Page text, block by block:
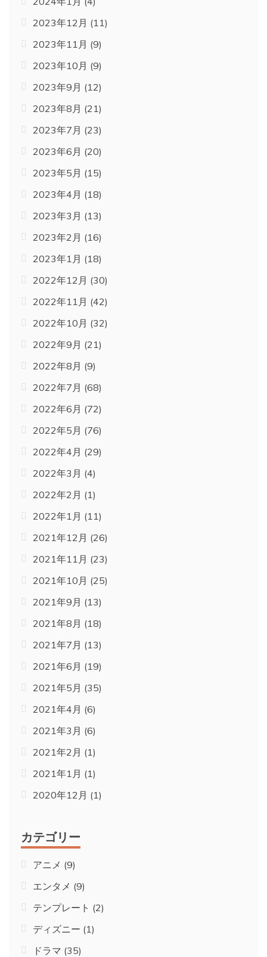
2023年12月 (11)
2023年11月 (9)
2023年10月 (9)
2023年9月 (12)
2023年8月 (21)
2023年7月 (23)
2023年6月 (20)
2023年5月 (15)
2023年4月 (18)
2023年3月 (13)
2023年2月 (16)
2023年1月 (18)
2022年12月 (30)
2022年11月 (42)
2022年10月 (32)
2022年9月 (21)
2022年8月 (9)
2022年7月 (68)
2022年6月 (72)
2022年5月 (76)
2022年4月 (29)
2022年3月 (4)
2022年2月 (1)
2022年1月 (11)
2021年12月 (26)
2021年11月 (23)
2021年10月 (25)
2021年9月 (13)
2021年8月 (18)
2021年7月 (13)
2021年6月 (19)
2021年5月 (35)
2021年4月 (6)
2021年3月 (6)
2021年2月 (1)
2021年1月 (1)
2020年12月 (1)
カテゴリー
アニメ (9)
エンタメ (9)
テンプレート (2)
ディズニー (1)
ドラマ (35)